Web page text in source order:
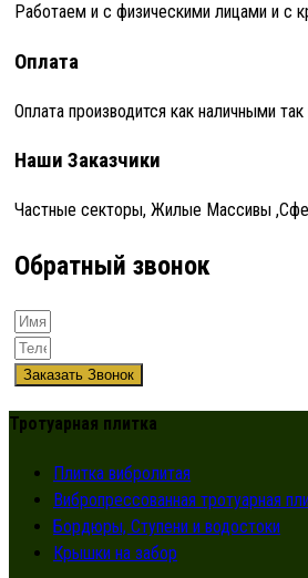
Работаем и с физическими лицами и с
Оплата
Оплата производится как наличными
Наши Заказчики
Частные секторы, Жилые Массивы
Обратный звонок
Заказать Звонок
Тротуарная плитка
Плитка вибролитая
Вибропрессованная тротуарная
Бордюры, Ступени и водостоки
Крышки на забор